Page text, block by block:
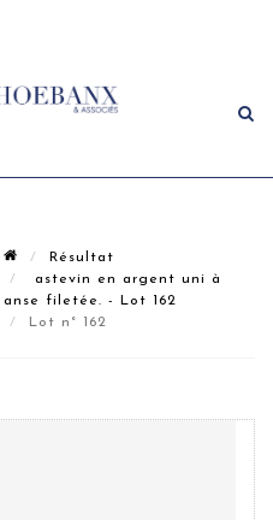
Résultat
astevin en argent uni à
anse filetée. - Lot 162
Lot n° 162